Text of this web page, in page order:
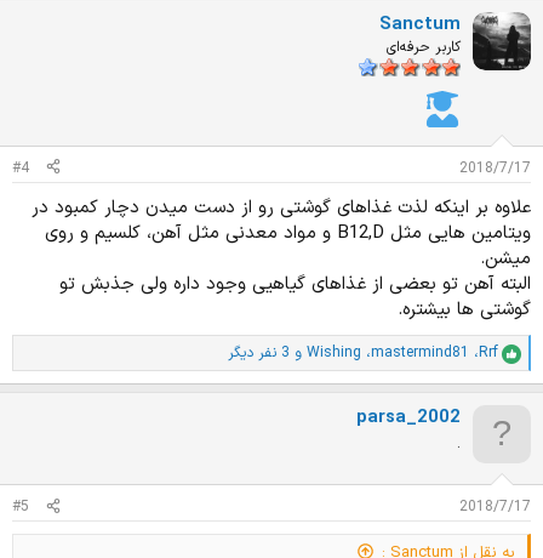
ی
ا
ز
Sanctum
کاربر حرفه‌ای
2018/7/17
#4
علاوه بر اینکه لذت غذاهای گوشتی رو از دست میدن دچار کمبود در
ویتامین هایی مثل B12,D و مواد معدنی مثل آهن، کلسیم و روی
میشن.
البته آهن تو بعضی از غذاهای گیاهیی وجود داره ولی جذبش تو
گوشتی ها بیشتره.
ا
م
ت
:
Rrf، mastermind81، Wishing و 3 نفر دیگر
parsa_2002
.
2018/7/17
#5